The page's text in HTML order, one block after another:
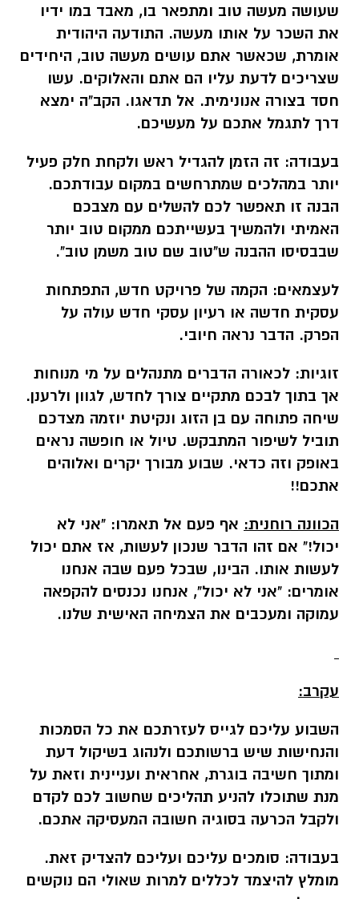
שעושה מעשה טוב ומתפאר בו, מאבד במו ידיו
את השכר על אותו מעשה. התודעה היהודית
אומרת, שכאשר אתם עושים מעשה טוב, היחידים
שצריכים לדעת עליו הם אתם והאלוקים. עשו
חסד בצורה אנונימית. אל תדאגו. הקב"ה ימצא
דרך לתגמל אתכם על מעשיכם.
בעבודה: זה הזמן להגדיל ראש ולקחת חלק פעיל
יותר במהלכים שמתרחשים במקום עבודתכם.
הבנה זו תאפשר לכם להשלים עם מצבכם
האמיתי ולהמשיך בעשייתכם ממקום טוב יותר
שבבסיסו ההבנה ש"טוב שם טוב משמן טוב".
לעצמאים: הקמה של פרויקט חדש, התפתחות
עסקית חדשה או רעיון עסקי חדש עולה על
הפרק. הדבר נראה חיובי.
זוגיות: לכאורה הדברים מתנהלים על מי מנוחות
אך בתוך לבכם מתקיים צורך לחדש, לגוון ולרענן.
שיחה פתוחה עם בן הזוג ונקיטת יוזמה מצדכם
תוביל לשיפור המתבקש. טיול או חופשה נראים
באופק וזה כדאי. שבוע מבורך יקרים ואלוהים
אתכם!!
הכוונה רוחנית: אף פעם אל תאמרו: "אני לא
יכול!" אם זהו הדבר שנכון לעשות, אז אתם יכול
לעשות אותו. הבינו, שבכל פעם שבה אנחנו
אומרים: "אני לא יכול", אנחנו נכנסים להקפאה
עמוקה ומעכבים את הצמיחה האישית שלנו.
עקרב:
השבוע עליכם לגייס לעזרתכם את כל הסמכות
והנחישות שיש ברשותכם ולנהוג בשיקול דעת
ומתוך חשיבה בוגרת, אחראית ועניינית וזאת על
מנת שתוכלו להניע תהליכים שחשוב לכם לקדם
ולקבל הכרעה בסוגיה חשובה המעסיקה אתכם.
בעבודה: סומכים עליכם ועליכם להצדיק זאת.
מומלץ להיצמד לכללים למרות שאולי הם נוקשים